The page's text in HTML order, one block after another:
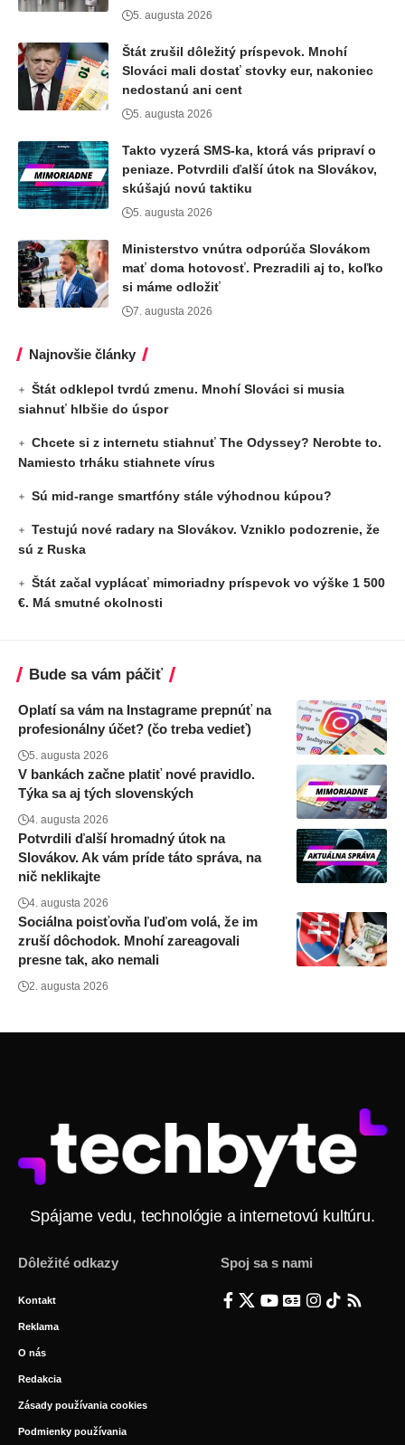
5. augusta 2026
Štát zrušil dôležitý príspevok. Mnohí
Slováci mali dostať stovky eur, nakoniec
nedostanú ani cent
5. augusta 2026
Takto vyzerá SMS-ka, ktorá vás pripraví o
peniaze. Potvrdili ďalší útok na Slovákov,
skúšajú novú taktiku
5. augusta 2026
Ministerstvo vnútra odporúča Slovákom
mať doma hotovosť. Prezradili aj to, koľko
si máme odložiť
7. augusta 2026
Najnovšie články
Štát odklepol tvrdú zmenu. Mnohí Slováci si musia
siahnuť hlbšie do úspor
Chcete si z internetu stiahnuť The Odyssey? Nerobte to.
Namiesto trháku stiahnete vírus
Sú mid-range smartfóny stále výhodnou kúpou?
Testujú nové radary na Slovákov. Vzniklo podozrenie, že
sú z Ruska
Štát začal vyplácať mimoriadny príspevok vo výške 1 500
€. Má smutné okolnosti
Bude sa vám páčiť
Oplatí sa vám na Instagrame prepnúť na
profesionálny účet? (čo treba vedieť)
5. augusta 2026
V bankách začne platiť nové pravidlo.
Týka sa aj tých slovenských
4. augusta 2026
Potvrdili ďalší hromadný útok na
Slovákov. Ak vám príde táto správa, na
nič neklikajte
4. augusta 2026
Sociálna poisťovňa ľuďom volá, že im
zruší dôchodok. Mnohí zareagovali
presne tak, ako nemali
2. augusta 2026
Spájame vedu, technológie a internetovú kultúru.
Dôležité odkazy
Kontakt
Reklama
O nás
Redakcia
Zásady používania cookies
Podmienky používania
Spoj sa s nami